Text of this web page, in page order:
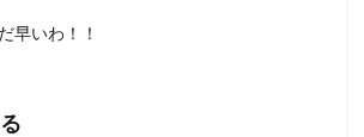
早いわ！！